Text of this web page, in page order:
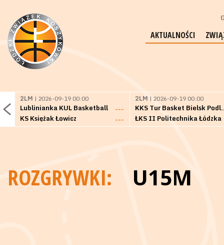
AKTUALNOŚCI
2LM | 2026-09-19 00:00
Lublinianka KUL Basketball
---
KS Księżak Łowicz
---
2LM | 2026-09-19 00:00
KKS Tur
ŁKS II Politechnika Łódzka
ROZGRYWKI: U15M